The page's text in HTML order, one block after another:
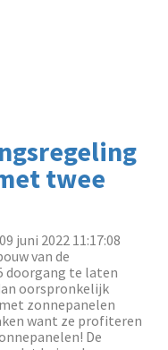
twee
juni 2022 11:17:08
van de
doorgang te laten
oorspronkelijk
zonnepanelen
want ze profiteren
De